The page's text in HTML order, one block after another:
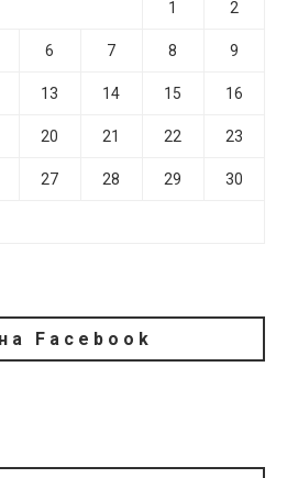
1 2
6 7 8 9
13 14 15 16
20 21 22 23
27 28 29 30
Facebook